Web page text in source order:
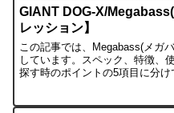
GIANT DOG-X/
レッション】
この記事では、Megabass(メガ
しています。スペック、特徴、
探す時のポイントの5項目に分け